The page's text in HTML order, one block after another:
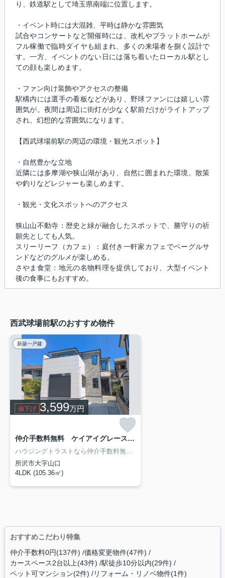
り、鉄道駅として埼玉県南端に位置します。
・イベント時には大混雑、平時は静かな雰囲気
試合やコンサートなど開催時には、改札やプラットホームが
フル稼働で臨時ダイヤも組まれ、多くの来場者を捌く設計で
す。一方、イベントのない日には落ち着いたローカル駅とし
ての顔も楽しめます。
・ファン向け装飾やアクセスの整備
駅構内には選手の看板などがあり、野球ファンには嬉しい雰
囲気が。夜間は周辺に街灯が少なく駅前だけがライトアップ
され、幻想的な雰囲気になります。
【西武球場前駅の周辺の環境・観光スポット】
・自然豊かな立地
近隣には多摩湖や狭山湖があり、自然に囲まれた環境。散策
や釣りなどレジャーも楽しめます。
・観光・文化スポットへのアクセス
狭山山不動寺：歴史と緑が融合したスポットで、勝守りの祈
願先としても人気。
スリーリーフ（カフェ）：庭付き一軒家カフェでベーグルサ
ンドなどのグルメが楽しめる。
さやま食堂：地元の名物料理を提供しており、大型イベント
後の食事にもおすすめ。
西武球場前駅のおすすめ物件
新築一戸建
値下げ 3,599万円
仲介手数料無料 ケイアイグレース所沢市山口8期・新築全1棟 山口小・上山口中学区
所沢市大字山口
4LDK (105.36㎡)
おすすめこだわり特集
仲介手数料0円(137件) 価格変更物件(47件)
カースペース2台以上(43件) 駅徒歩10分以内(29件)
ペット可マンション(2件) リフォーム・リノベ物件(1件)